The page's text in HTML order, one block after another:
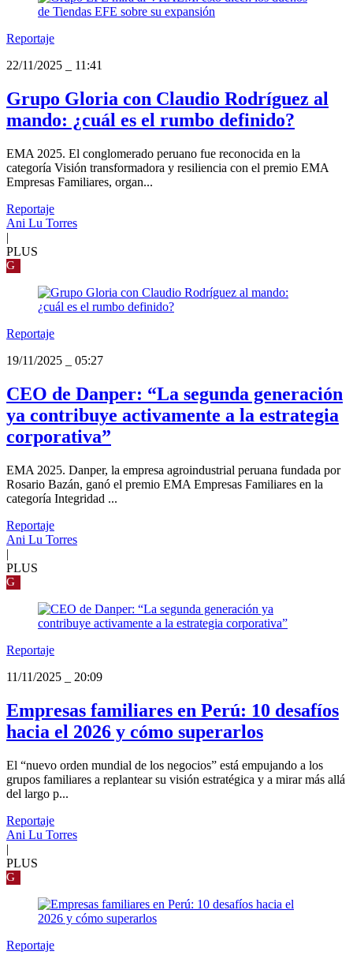
Reportaje
22/11/2025
11:41
Grupo Gloria con Claudio Rodríguez al
mando: ¿cuál es el rumbo definido?
EMA 2025. El conglomerado peruano fue reconocida en la
categoría Visión transformadora y resiliencia con el premio EMA
Empresas Familiares, organ...
Reportaje
Ani Lu Torres
|
PLUS
G
Reportaje
19/11/2025
05:27
CEO de Danper: “La segunda generación
ya contribuye activamente a la estrategia
corporativa”
EMA 2025. Danper, la empresa agroindustrial peruana fundada por
Rosario Bazán, ganó el premio EMA Empresas Familiares en la
categoría Integridad ...
Reportaje
Ani Lu Torres
|
PLUS
G
Reportaje
11/11/2025
20:09
Empresas familiares en Perú: 10 desafíos
hacia el 2026 y cómo superarlos
El “nuevo orden mundial de los negocios” está empujando a los
grupos familiares a replantear su visión estratégica y a mirar más allá
del largo p...
Reportaje
Ani Lu Torres
|
PLUS
G
Reportaje